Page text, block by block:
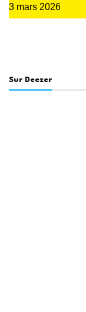
3 mars 2026
Sur Deezer